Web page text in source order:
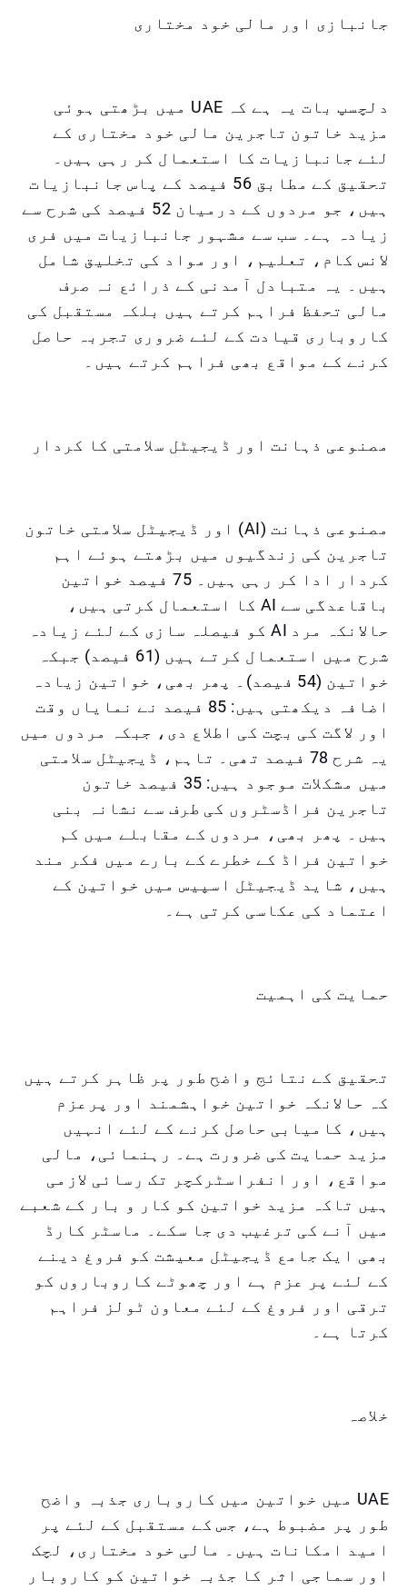
جانبازی اور مالی خود مختاری
دلچسپ بات یہ ہے کہ UAE میں بڑھتی ہوئی
مزید خاتون تاجرین مالی خود مختاری کے
لئے جانبازیات کا استعمال کر رہی ہیں۔
تحقیق کے مطابق 56 فیصد کے پاس جانبازیات
ہیں، جو مردوں کے درمیان 52 فیصد کی شرح سے
زیادہ ہے۔ سب سے مشہور جانبازیات میں فری
لانس کام، تعلیم، اور مواد کی تخلیق شامل
ہیں۔ یہ متبادل آمدنی کے ذرائع نہ صرف
مالی تحفظ فراہم کرتے ہیں بلکہ مستقبل کی
کاروباری قیادت کے لئے ضروری تجربہ حاصل
کرنے کے مواقع بھی فراہم کرتے ہیں۔
مصنوعی ذہانت اور ڈیجیٹل سلامتی کا کردار
مصنوعی ذہانت (AI) اور ڈیجیٹل سلامتی خاتون
تاجرین کی زندگیوں میں بڑھتے ہوئے اہم
کردار ادا کر رہی ہیں۔ 75 فیصد خواتین
باقاعدگی سے AI کا استعمال کرتی ہیں،
حالانکہ مرد AI کو فیصلہ سازی کے لئے زیادہ
شرح میں استعمال کرتے ہیں (61 فیصد) جبکہ
خواتین (54 فیصد)۔ پھر بھی، خواتین زیادہ
اضافہ دیکھتی ہیں: 85 فیصد نے نمایاں وقت
اور لاگت کی بچت کی اطلاع دی، جبکہ مردوں میں
یہ شرح 78 فیصد تھی۔ تاہم، ڈیجیٹل سلامتی
میں مشکلات موجود ہیں: 35 فیصد خاتون
تاجرین فراڈسٹروں کی طرف سے نشانہ بنی
ہیں۔ پھر بھی، مردوں کے مقابلے میں کم
خواتین فراڈ کے خطرے کے بارے میں فکر مند
ہیں، شاید ڈیجیٹل اسپیس میں خواتین کے
اعتماد کی عکاسی کرتی ہے۔
حمایت کی اہمیت
تحقیق کے نتائج واضح طور پر ظاہر کرتے ہیں
کہ حالانکہ خواتین خواہشمند اور پرعزم
ہیں، کامیابی حاصل کرنے کے لئے انہیں
مزید حمایت کی ضرورت ہے۔ رہنمائی، مالی
مواقع، اور انفراسٹرکچر تک رسائی لازمی
ہیں تاکہ مزید خواتین کو کار و بار کے شعبے
میں آنے کی ترغیب دی جا سکے۔ ماسٹر کارڈ
بھی ایک جامع ڈیجیٹل معیشت کو فروغ دینے
کے لئے پر عزم ہے اور چھوٹے کاروباروں کو
ترقی اور فروغ کے لئے معاون ٹولز فراہم
کرتا ہے۔
خلاصہ
UAE میں خواتین میں کاروباری جذبہ واضح
طور پر مضبوط ہے، جس کے مستقبل کے لئے پر
امید امکانات ہیں۔ مالی خود مختاری، لچک
اور سماجی اثر کا جذبہ خواتین کو کاروبار